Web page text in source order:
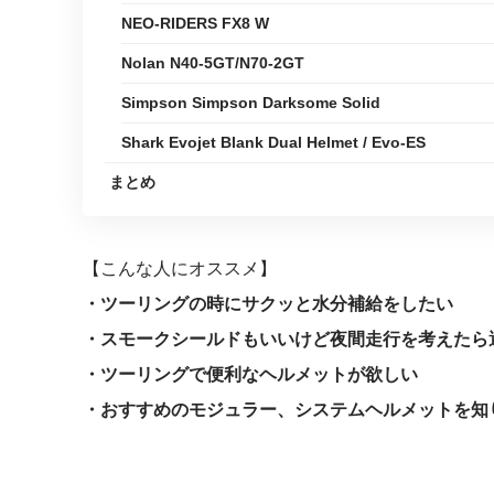
NEO-RIDERS FX8 W
Nolan N40-5GT/N70-2GT
Simpson Simpson Darksome Solid
Shark Evojet Blank Dual Helmet / Evo-ES
まとめ
【こんな人にオススメ】
・ツーリングの時にサクッと水分補給をしたい
・スモークシールドもいいけど夜間走行を考えた
・ツーリングで便利なヘルメットが欲しい
・おすすめのモジュラー、システムヘルメットを知